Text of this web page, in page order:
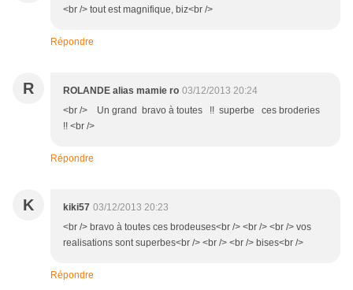
<br /> tout est magnifique, biz<br />
Répondre
R ROLANDE alias mamie ro 03/12/2013 20:24
<br /> Un grand bravo à toutes !! superbe ces broderies
!! <br />
Répondre
K kiki57 03/12/2013 20:23
<br /> bravo à toutes ces brodeuses<br /> <br /> <br /> vos
realisations sont superbes<br /> <br /> <br /> bises<br />
Répondre